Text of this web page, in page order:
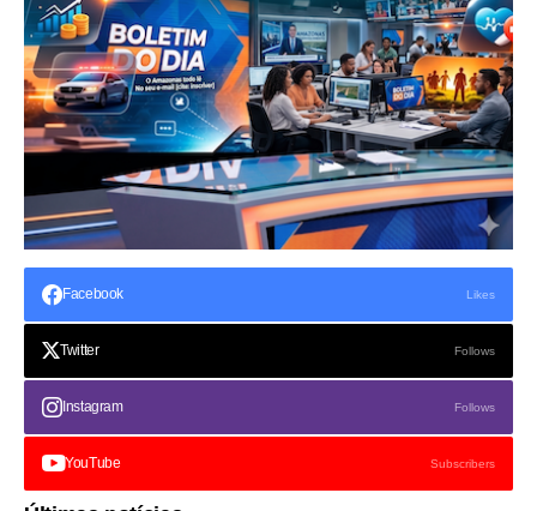
Facebook Likes
Twitter Follows
Instagram Follows
YouTube Subscribers